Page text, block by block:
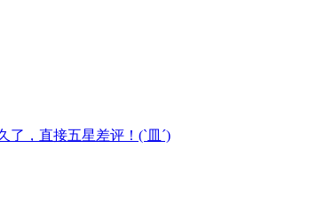
了，直接五星差评！(`皿´)